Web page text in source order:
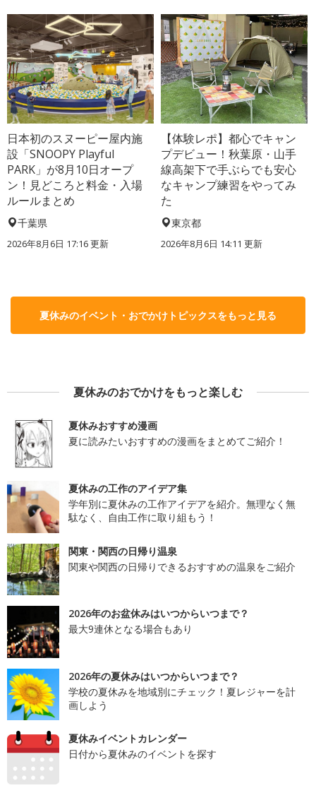
日本初のスヌーピー屋内施
設「SNOOPY Playful
PARK」が8月10日オープ
ン！見どころと料金・入場
ルールまとめ
千葉県
2026年8月6日 17:16更新
【体験レポ】都心でキャン
プデビュー！秋葉原・山手
線高架下で手ぶらでも安心
なキャンプ練習をやってみ
た
東京都
2026年8月6日 14:11 更新
夏休みのイベント・おでかけトピックスをもっと見る
夏休みのおでかけをもっと楽しむ
夏休みおすすめ漫画
夏に読みたいおすすめの漫画をまとめてご紹介！
夏休みの工作のアイデア集
学年別に夏休みの工作アイデアを紹介。無理なく無
駄なく、自由工作に取り組もう！
関東・関西の日帰り温泉
関東や関西の日帰りできるおすすめの温泉をご紹介
2026年のお盆休みはいつからいつまで？
最大9連休となる場合もあり
2026年の夏休みはいつからいつまで？
学校の夏休みを地域別にチェック！夏レジャーを計
画しよう
夏休みイベントカレンダー
日付から夏休みのイベントを探す